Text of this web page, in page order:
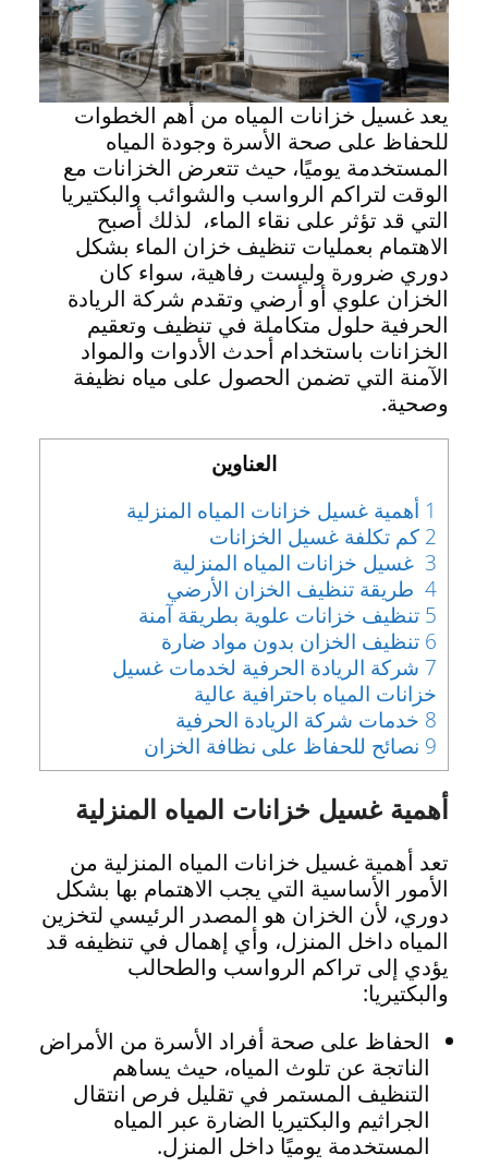
يعد غسيل خزانات المياه من أهم الخطوات
للحفاظ على صحة الأسرة وجودة المياه
المستخدمة يوميًا، حيث تتعرض الخزانات مع
الوقت لتراكم الرواسب والشوائب والبكتيريا
التي قد تؤثر على نقاء الماء، لذلك أصبح
الاهتمام بعمليات تنظيف خزان الماء بشكل
دوري ضرورة وليست رفاهية، سواء كان
الخزان علوي أو أرضي وتقدم شركة الريادة
الحرفية حلول متكاملة في تنظيف وتعقيم
الخزانات باستخدام أحدث الأدوات والمواد
الآمنة التي تضمن الحصول على مياه نظيفة
وصحية.
العناوين
1 أهمية غسيل خزانات المياه المنزلية
2 كم تكلفة غسيل الخزانات
3 غسيل خزانات المياه المنزلية
4طريقة تنظيف الخزان الأرضي
5 تنظيف خزانات علوية بطريقة آمنة
6 تنظيف الخزان بدون مواد ضارة
7 شركة الريادة الحرفية لخدمات غسيل
خزانات المياه باحترافية عالية
8 خدمات شركة الريادة الحرفية
9 نصائح للحفاظ على نظافة الخزان
أهمية غسيل خزانات المياه المنزلية
تعد أهمية غسيل خزانات المياه المنزلية من
الأمور الأساسية التي يجب الاهتمام بها بشكل
دوري، لأن الخزان هو المصدر الرئيسي لتخزين
المياه داخل المنزل، وأي إهمال في تنظيفه قد
يؤدي إلى تراكم الرواسب والطحالب
والبكتيريا:
الحفاظ على صحة أفراد الأسرة من الأمراض
الناتجة عن تلوث المياه، حيث يساهم
التنظيف المستمر في تقليل فرص انتقال
الجراثيم والبكتيريا الضارة عبر المياه
المستخدمة يوميًا داخل المنزل.